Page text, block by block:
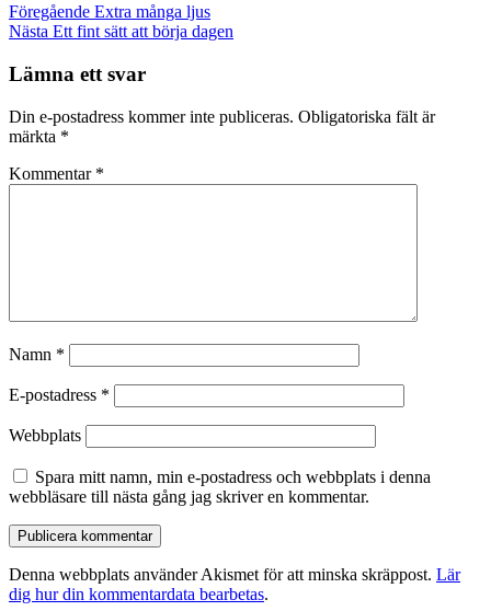
Inläggsnavigering
Föregående Extra många ljus
Nästa Ett fint sätt att börja dagen
Lämna ett svar
Din e-postadress kommer inte publiceras. Obligatoriska fält är
märkta *
Kommentar *
Namn *
E-postadress *
Webbplats
Spara mitt namn, min e-postadress och webbplats i denna
webbläsare till nästa gång jag skriver en kommentar.
Denna webbplats använder Akismet för att minska skräppost. Lär
dig hur din kommentardata bearbetas.